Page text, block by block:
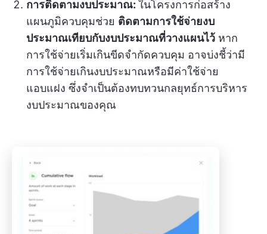
การติดตามงบประมาณ: ในโครงการก่อสร้าง
แผนภูมิควบคุมช่วย ติดตามการใช้จ่ายงบ
ประมาณเทียบกับงบประมาณที่วางแผนไว้ หาก
การใช้จ่ายเริ่มเกินขีดจำกัดควบคุม อาจบ่งชี้ว่ามี
การใช้จ่ายเกินงบประมาณหรือมีค่าใช้จ่าย
แอบแฝง ซึ่งจำเป็นต้องทบทวนกลยุทธ์การบริหาร
งบประมาณของคุณ